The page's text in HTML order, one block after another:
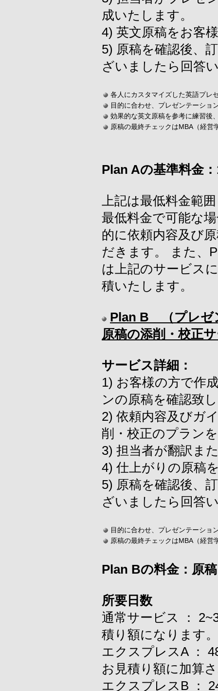
成いたします。
4) 英文原稿をお客
5) 原稿を確認後、
ざいましたら回答
各人にカスタマイズした英語プレ
目的に合わせ、プレゼンテーショ
効果的な英文原稿を参考に練習後
原稿の最終チェックはMBA（経営
Plan Aの基準料金
上記は最低料金範
最低料金で可能な
的に依頼内容及び
だきます。 また、
は上記のサービス
積いたします。
Plan B （プレゼ
原稿の添削・校正
サービス詳細：
1) お客様の方で作
ンの原稿を確認致
2) 依頼内容及びガ
削・校正のプラン
3) 担当者が翻訳ま
4) 仕上がりの原稿
5) 原稿を確認後、
ざいましたら回答
目的に合わせ、プレゼンテーショ
原稿の最終チェックはMBA（経営
Plan Bの料金：原
所要日数
通常サービス ：
積り額になります
エクスプレスA ：
お見積り額に加算
エクスプレスB ：